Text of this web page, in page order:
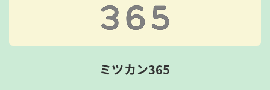
ミツカン365